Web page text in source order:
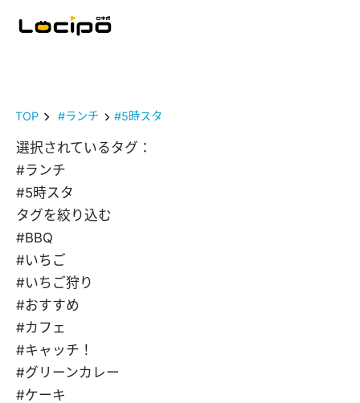
TOP #ランチ #5時スタ
選択されているタグ：
#ランチ
#5時スタ
タグを絞り込む
#BBQ
#いちご
#いちご狩り
#おすすめ
#カフェ
#キャッチ！
#グリーンカレー
#ケーキ